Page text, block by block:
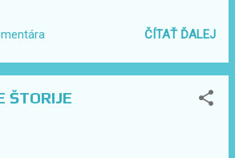
u 18:40 kad nakon prvog: "Mirka..."
znaš da je večer otišla u tri krasna.
nemamo vode." U tom trenutku imala
i da nemam signal. Druga –
ČÍTAŤ ĎALEJ
ŠTORIJE